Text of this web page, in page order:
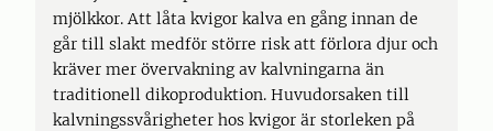
mjölkkor. Att låta kvigor kalva en gång innan de
går till slakt medför större risk att förlora djur och
kräver mer övervakning av kalvningarna än
traditionell dikoproduktion. Huvudorsaken till
kalvningssvårigheter hos kvigor är storleken på